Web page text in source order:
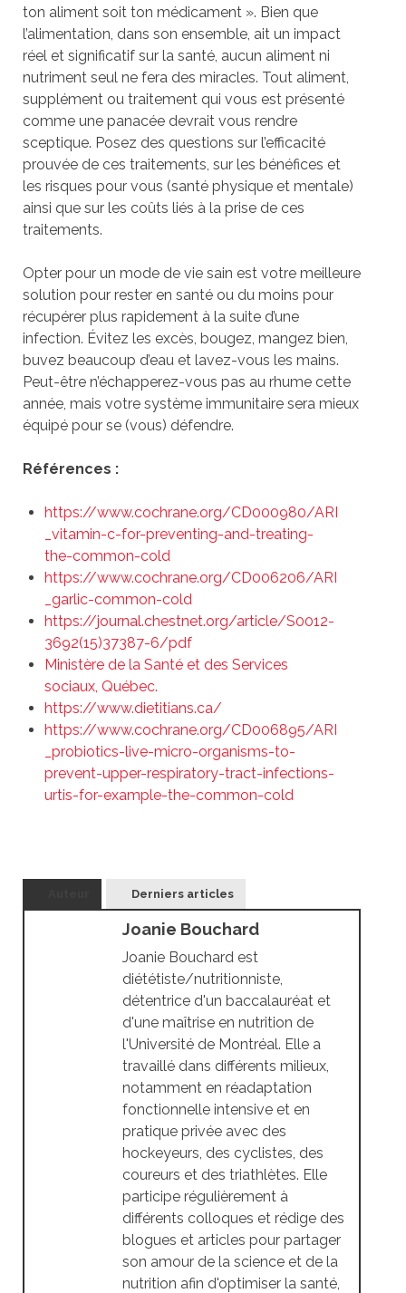
ton aliment soit ton médicament ». Bien que
l’alimentation, dans son ensemble, ait un impact
réel et significatif sur la santé, aucun aliment ni
nutriment seul ne fera des miracles. Tout aliment,
supplément ou traitement qui vous est présenté
comme une panacée devrait vous rendre
sceptique. Posez des questions sur l’efficacité
prouvée de ces traitements, sur les bénéfices et
les risques pour vous (santé physique et mentale)
ainsi que sur les coûts liés à la prise de ces
traitements.
Opter pour un mode de vie sain est votre meilleure
solution pour rester en santé ou du moins pour
récupérer plus rapidement à la suite d’une
infection. Évitez les excès, bougez, mangez bien,
buvez beaucoup d’eau et lavez-vous les mains.
Peut-être n’échapperez-vous pas au rhume cette
année, mais votre système immunitaire sera mieux
équipé pour se (vous) défendre.
Références :
https://www.cochrane.org/CD000980/ARI
_vitamin-c-for-preventing-and-treating-
the-common-cold
https://www.cochrane.org/CD006206/ARI
_garlic-common-cold
https://journal.chestnet.org/article/S0012-
3692(15)37387-6/pdf
Ministère de la Santé et des Services
sociaux, Québec.
https://www.dietitians.ca/
https://www.cochrane.org/CD006895/ARI
_probiotics-live-micro-organisms-to-
prevent-upper-respiratory-tract-infections-
urtis-for-example-the-common-cold
Derniers articles
Joanie Bouchard
Joanie Bouchard est
diététiste/nutritionniste,
détentrice d'un baccalauréat et
d'une maîtrise en nutrition de
l'Université de Montréal. Elle a
travaillé dans différents milieux,
notamment en réadaptation
fonctionnelle intensive et en
pratique privée avec des
hockeyeurs, des cyclistes, des
coureurs et des triathlètes. Elle
participe régulièrement à
différents colloques et rédige des
blogues et articles pour partager
son amour de la science et de la
nutrition afin d'optimiser la santé,